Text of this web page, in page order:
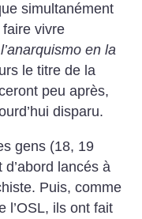
simultanément
vivre
l’anarquismo en la
le titre de la
peu après,
disparu.
gens (18, 19
lancés à
Puis, comme
l’OSL, ils ont fait